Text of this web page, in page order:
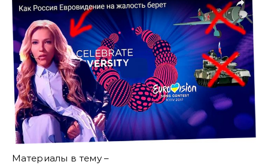
Материалы в тему –